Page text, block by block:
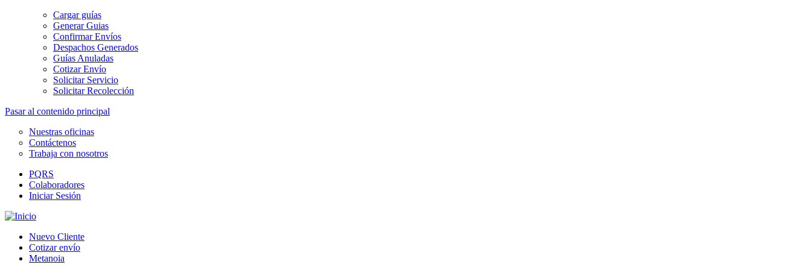
Cargar guías
Generar Guias
Confirmar Envíos
Despachos Generados
Guías Anuladas
Cotizar Envío
Solicitar Servicio
Solicitar Recolección
Pasar al contenido principal
Nuestras oficinas
Contáctenos
Trabaja con nosotros
PQRS
Colaboradores
Iniciar Sesión
Nuevo Cliente
Cotizar envío
Metanoia